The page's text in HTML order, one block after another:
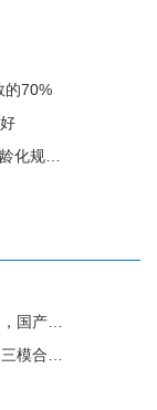
的70%
的通知
键变局
人诞生